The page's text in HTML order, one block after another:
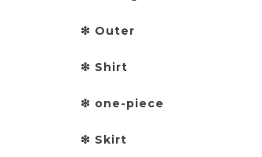
❇︎ Outer
❇︎ Shirt
❇︎ one-piece
❇︎ Skirt